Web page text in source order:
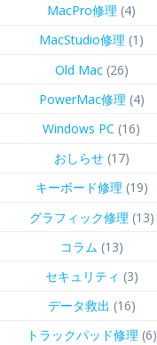
MacPro修理 (4)
MacStudio修理 (1)
Old Mac(26)
PowerMac修理 (4)
Windows PC (16)
おしらせ(17)
キーボード修理 (19)
グラフィック修理 (13)
コラム (13)
セキュリティ (3)
データ救出 (16)
トラックパッド修理 (6)